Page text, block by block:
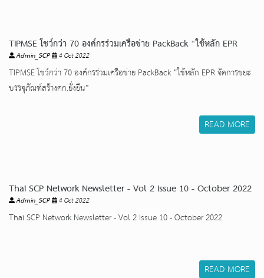
TIPMSE โชว์กว่า 70 องค์กรร่วมเครือข่าย PackBack “ใช้หลัก EPR
จัดการขยะบรรจุภัณฑ์สร้างศก.ยั่งยืน”
Admin_SCP 4 Oct 2022
TIPMSE โชว์กว่า 70 องค์กรร่วมเครือข่าย PackBack “ใช้หลัก EPR จัดการขยะ
บรรจุภัณฑ์สร้างศก.ยั่งยืน”
READ MORE
Thai SCP Network Newsletter - Vol 2 Issue 10 - October 2022
Admin_SCP 4 Oct 2022
Thai SCP Network Newsletter - Vol 2 Issue 10 - October 2022
READ MORE